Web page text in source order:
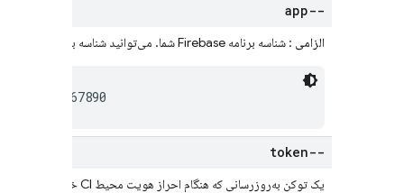
--app
الزامی : شناسه برنامه Firebase شما. می‌توانید شناسه برنامه را در کنسول
--token
یک توکن به‌روزرسانی که هنگام احراز هویت محیط CI خود با